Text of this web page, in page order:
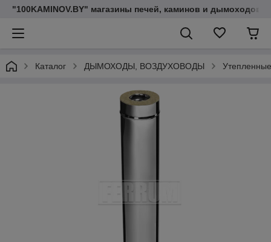
"100KAMINOV.BY" магазины печей, каминов и дымоходов
Каталог ДЫМОХОДЫ, ВОЗДУХОВОДЫ